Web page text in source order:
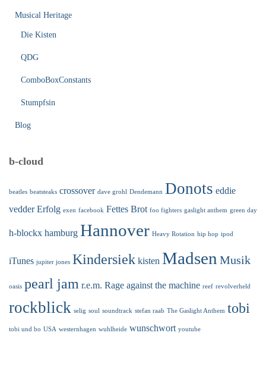
Musical Heritage
Die Kisten
QDG
ComboBoxConstants
Stumpfsin
Blog
b-cloud
beatles beatsteaks crossover dave grohl Dendemann Donots eddie
vedder Erfolg exen facebook Fettes Brot foo fighters gaslight anthem green day
h-blockx hamburg Hannover Heavy Rotation hip hop ipod
iTunes jupiter jones Kindersiek kisten Madsen Musik
oasis pearl jam r.e.m. Rage against the machine reef revolverheld
rockblick selig soul soundtrack stefan raab The Gaslight Anthem tobi
tobi und bo USA westernhagen wuhlheide wunschwort youtube